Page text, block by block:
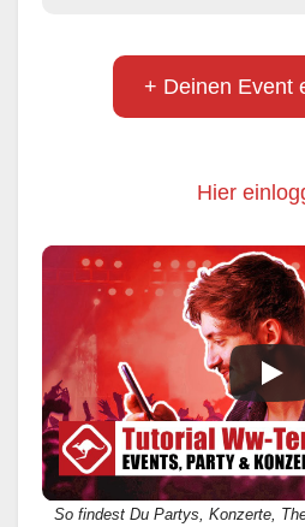
+ Deinen Event
Hier
So findest Du Partys, Konzerte,